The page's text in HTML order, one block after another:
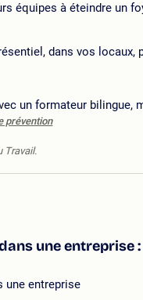
équipes à éteindre un
dans vos locaux,
un formateur bilingue,
prévention
Travail.
une entreprise
une entreprise